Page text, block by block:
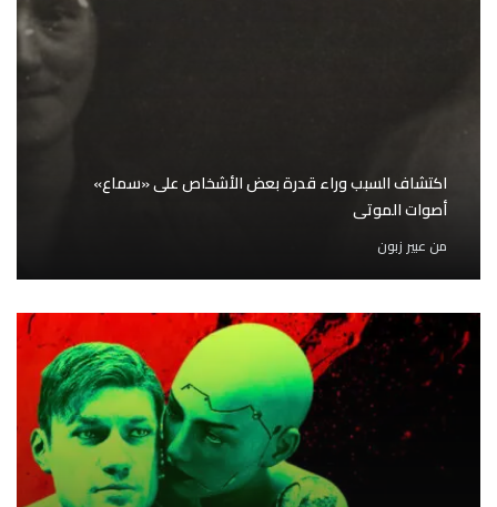
اكتشاف السبب وراء قدرة بعض الأشخاص على «سماع»
أصوات الموتى
من عبير زبون